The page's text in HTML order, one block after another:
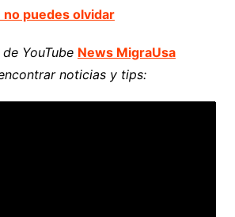
no puedes olvidar
YouTube News MigraUsa
noticias y tips: